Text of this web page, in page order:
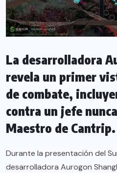
La desarrolladora
revela un primer
de combate,
contra un jefe
Maestro de Cantrip.
Durante la presentación del
desarrolladora Aurogon